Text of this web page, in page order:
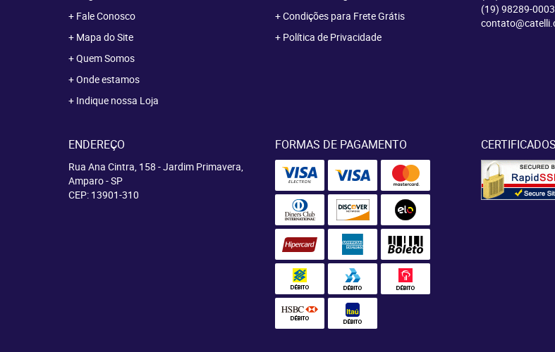
Fale Conosco
Mapa do Site
Quem Somos
Onde estamos
Indique nossa Loja
Condições para Frete Grátis
Política de Privacidade
(19) 98289-0003
ENDEREÇO
Rua Ana Cintra, 158 -Jardim Primavera,
Amparo-SP
CEP: 13901-310
FORMAS DE PAGAMENTO CERTIFICADOS